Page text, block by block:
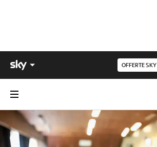
OFFERTE SKY